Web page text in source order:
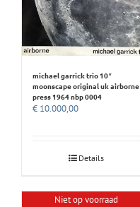
michael garrick trio 10″
moonscape original uk airborne
press 1964 nbp 0004
€ 10.000,00
Details
Niet op voorraad